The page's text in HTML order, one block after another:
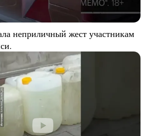
неприличный жест участникам